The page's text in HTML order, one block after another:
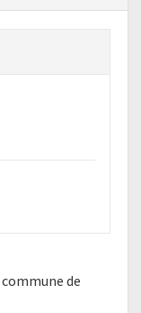
de